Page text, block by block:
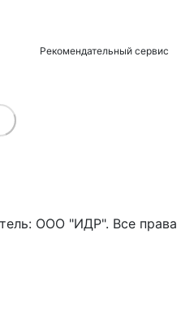
Рекомендательный сервис
ООО "ИДР". Все права